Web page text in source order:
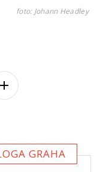
foto: Johann Headley
GRAHA